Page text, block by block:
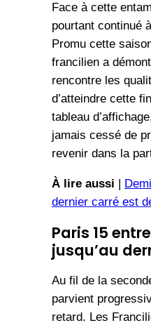
Face à cette
pourtant continué
Promu cette
francilien a
rencontre les
d’atteindre cette
tableau
jamais cessé de
revenir dans la
À lire aussi |
dernier carré est
Paris 15
jusqu’au
Au fil de la
parvient
retard. Les